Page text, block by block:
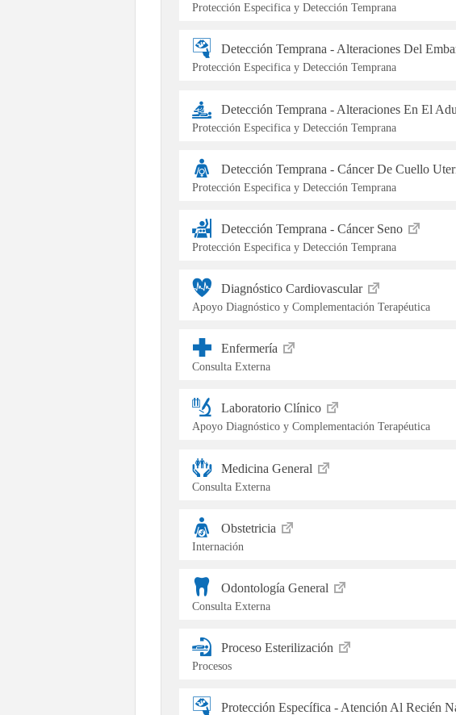
Protección Especifica y Detección Temprana
Detección Temprana - Alteraciones Del
Protección Especifica y Detección Temprana
Detección Temprana - Alteraciones En El
Protección Especifica y Detección Temprana
Detección Temprana - Cáncer De Cuello
Protección Especifica y Detección Temprana
Detección Temprana - Cáncer Seno
Protección Especifica y Detección Temprana
Diagnóstico Cardiovascular
Apoyo Diagnóstico y Complementación Terapéutica
Enfermería
Consulta Externa
Laboratorio Clínico
Apoyo Diagnóstico y Complementación Terapéutica
Medicina General
Consulta Externa
Obstetricia
Internación
Odontología General
Consulta Externa
Proceso Esterilización
Procesos
Protección Específica - Atención Al Recién